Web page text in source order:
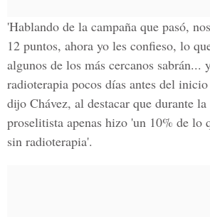
'Hablando de la campaña que pasó,
12 puntos, ahora yo les confieso, lo
algunos de los más cercanos sabrán...
radioterapia pocos días antes del
dijo Chávez, al destacar que durante la
proselitista apenas hizo 'un 10% de lo
sin radioterapia'.